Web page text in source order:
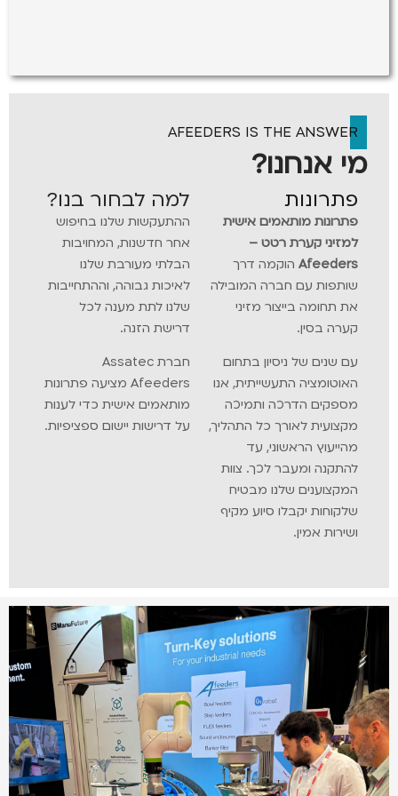
AFEEDERS IS THE
אנחנו?
מותאמים אישית
קערת רטט –
הוקמה דרך
עם חברה המובילה
בייצור מזיני
בסין.
של ניסיון בתחום
התעשייתית, אנו
הדרכה ותמיכה
לאורך כל התהליך,
הראשוני, עד
ומעבר לכך. צוות
שלנו מבטיח
יקבלו סיוע מקיף
אמין.
למה לבחור בנו?
ההתעקשות שלנו בחיפוש
אחר חדשנות, המחויבות
הבלתי מעורבת שלנו
לאיכות גבוהה, וההתחייבות
שלנו לתת מענה לכל
דרישת הזנה.
חברת Assatec
Afeeders מציעה פתרונות
מותאמים אישית כדי לענות
על דרישות יישום ספציפיות.